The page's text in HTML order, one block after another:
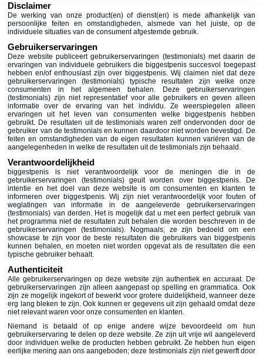
Disclaimer
De werking van onze product(en) of dienst(en) is mede afhankelijk van
persoonlijke feiten en omstandigheden, alsmede van het juiste, op de
individuele situaties van de consument afgestemde gebruik.
Gebruikerservaringen
Deze website publiceert gebruikerservaringen (testimonials) met daarin de
ervaringen van individuele gebruikers die biggestpenis succesvol toegepast
hebben en/of enthousiast zijn over biggestpenis. Wij claimen niet dat deze
gebruikerservaringen (testimonials) typische resultaten zijn welke onze
consumenten in het algemeen behalen. Deze gebruikerservaringen
(testimonials) zijn niet representatief voor alle gebruikers en geven alleen
informatie over de ervaring van het individu. Ze weerspiegelen alleen
ervaringen uit het leven van consumenten welke biggestpenis hebben
gebruikt. De resultaten uit de testimonials waren zelf ondervonden door de
gebruiker van de testimonials en kunnen daardoor niet worden bevestigd. De
feiten en omstandigheden van de eigen resultaten kunnen variëren van de
aangelegenheden in welke de resultaten uit de testimonials zijn behaald.
Verantwoordelijkheid
biggestpenis is niet verantwoordelijk voor de meningen die in de
gebruikerservaringen (testimonials) geuit worden over biggestpenis. De
intentie en het doel van deze website is om consumenten en klanten te
informeren over biggestpenis. Wij zijn niet verantwoordelijk voor fouten of
weglatingen van informatie in de aangeleverde gebruikerservaringen
(testimonials) van derden. Het is mogelijk dat u met een perfect gebruik van
het programma niet de resultaten zult behalen die worden beschreven in de
gebruikerservaringen (testimonials). Nogmaals; ze zijn bedoeld om een
showcase te zijn voor de beste resultaten die gebruikers van biggestpenis
kunnen behalen, en moeten niet worden opgevat als de resultaten die een
typische gebruiker behaalt.
Authenticiteit
Alle gebruikerservaringen op deze website zijn authentiek en accuraat. De
gebruikerservaringen zijn alleen aangepast op spelling en grammatica. Ook
zijn ze mogelijk ingekort of bewerkt voor grotere duidelijkheid, wanneer deze
erg lang bleken te zijn. Ook kunnen er gegevens uit zijn gehaald omdat deze
niet relevant waren voor onze consumenten en klanten.
Niemand is betaald of op enige andere wijze bevoordeeld om hun
gebruikerservaring te delen op deze website. Ze zijn uit vrije wil aangeleverd
door individuen welke de producten hebben gebruikt. Ze hebben hun eigen
eerlijke mening aan ons aangeboden; deze testimonials zijn niet gewerft door